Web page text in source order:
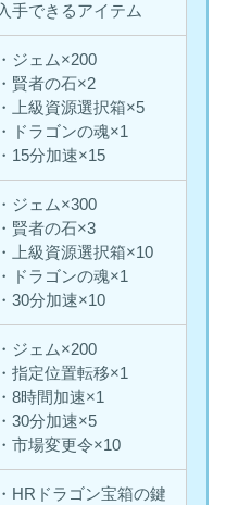
入手できるアイテム
・ジェム×200
・賢者の石×2
・上級資源選択箱×5
・ドラゴンの魂×1
・15分加速×15
・ジェム×300
・賢者の石×3
・上級資源選択箱×10
・ドラゴンの魂×1
・30分加速×10
・ジェム×200
・指定位置転移×1
・8時間加速×1
・30分加速×5
・市場変更令×10
・HRドラゴン宝箱の鍵